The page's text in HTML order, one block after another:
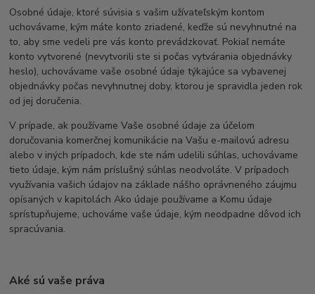
Osobné údaje, ktoré súvisia s vašim užívateľským kontom
uchovávame, kým máte konto zriadené, keďže sú nevyhnutné na
to, aby sme vedeli pre vás konto prevádzkovať. Pokiaľ nemáte
konto vytvorené (nevytvorili ste si počas vytvárania objednávky
heslo), uchovávame vaše osobné údaje týkajúce sa vybavenej
objednávky počas nevyhnutnej doby, ktorou je spravidla jeden rok
od jej doručenia.
V prípade, ak používame Vaše osobné údaje za účelom
doručovania komerčnej komunikácie na Vašu e-mailovú adresu
alebo v iných prípadoch, kde ste nám udelili súhlas, uchovávame
tieto údaje, kým nám príslušný súhlas neodvoláte. V prípadoch
využívania vašich údajov na základe nášho oprávneného záujmu
opísaných v kapitolách Ako údaje používame a Komu údaje
sprístupňujeme, uchováme vaše údaje, kým neodpadne dôvod ich
spracúvania.
Aké sú vaše práva